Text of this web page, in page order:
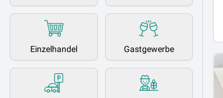
Einzelhandel Gastgewerbe